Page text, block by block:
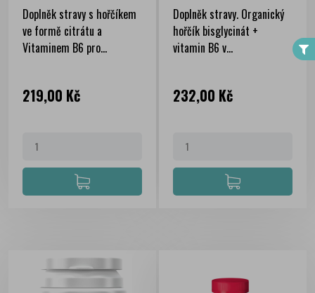
Doplněk stravy s hořčíkem
ve formě citrátu a
Vitaminem B6 pro...
Cena
219,00 Kč
Doplněk stravy. Organický
hořčík bisglycinát +
vitamin B6 v...
Cena
232,00 Kč